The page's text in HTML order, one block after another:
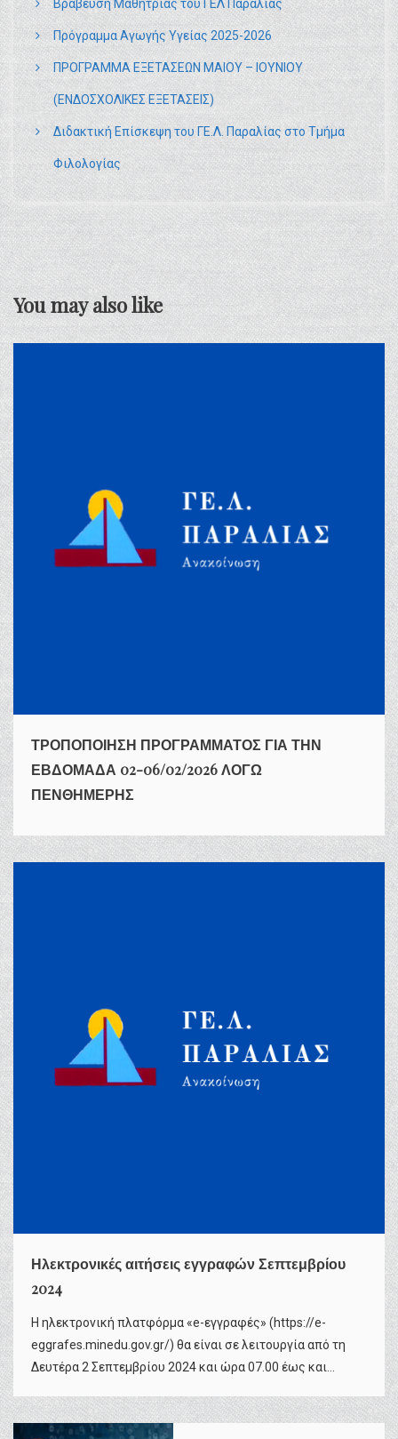
Βράβευση Μαθήτριας του ΓΕΛ Παραλίας
Πρόγραμμα Αγωγής Υγείας 2025-2026
ΠΡΟΓΡΑΜΜΑ ΕΞΕΤΑΣΕΩΝ ΜΑΙΟΥ – ΙΟΥΝΙΟΥ
(ΕΝΔΟΣΧΟΛΙΚΕΣ ΕΞΕΤΑΣΕΙΣ)
Διδακτική Επίσκεψη του ΓΕ.Λ. Παραλίας στο Τμήμα
Φιλολογίας
You may also like
ΤΡΟΠΟΠΟΙΗΣΗ ΠΡΟΓΡΑΜΜΑΤΟΣ ΓΙΑ ΤΗΝ
ΕΒΔΟΜΑΔΑ 02-06/02/2026 ΛΟΓΩ
ΠΕΝΘΗΜΕΡΗΣ
Ηλεκτρονικές αιτήσεις εγγραφών Σεπτεμβρίου
2024
Η ηλεκτρονική πλατφόρμα «e-εγγραφές» (https://e-
eggrafes.minedu.gov.gr/) θα είναι σε λειτουργία από τη
Δευτέρα 2 Σεπτεμβρίου 2024 και ώρα 07.00 έως και...